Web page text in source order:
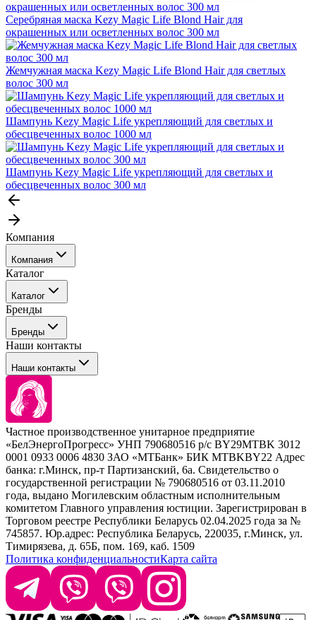
Серебряная маска Kezy Magic Life Blond Hair для
окрашенных или осветленных волос 300 мл
Жемчужная маска Kezy Magic Life Blond Hair для светлых
волос 300 мл
Шампунь Kezy Magic Life укрепляющий для светлых и
обесцвеченных волос 1000 мл
Шампунь Kezy Magic Life укрепляющий для светлых и
обесцвеченных волос 300 мл
Компания
Компания
События
Покупателю
Каталог
Каталог
Профессиональные средства для окрашивания волос
Сервисные средства
Уход
Стайлинг
Брови и ресницы
Барберинг
Наборы
Расходные материалы
Бренды
Бренды
Tefia
Concept
Kezy
Barex
Sim Sensitive
Kebren
Selective Professional
White Line
Наши контакты
Наши контакты
+ 375 44 7233514
+ 375 29 1649505
info@krasabel.by
Офис: г. Минск, ул. Тимирязева 65Б, офис 1509
Склад: г. Минск, ул. Домбровская, 15
Время работы: пн–чт 9:00–17:30, пт 9:00–17:00
Частное производственное унитарное предприятие
«БелЭнергоПрогресс» УНП 790680516 р/с BY29MTBK 3012
0001 0933 0006 4830 ЗАО «МТБанк» БИК MTBKBY22 Адрес
банка: г.Минск, пр-т Партизанский, 6а. Свидетельство о
государственной регистрации № 790680516 от 03.11.2010
года, выдано Могилевским областным исполнительным
комитетом Главного управления юстиции. Зарегистрирован в
Торговом реестре Республики Беларусь 02.04.2025 года за №
745857. Юр.адрес: Республика Беларусь, 220035, г.Минск, ул.
Тимирязева, д. 65Б, пом. 169, каб. 1509
Политика конфиденциальностиКарта сайта